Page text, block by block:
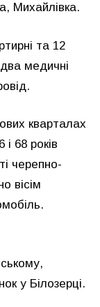
Михайлівка.
та 12
медичні
кварталах
і 68 років
черепно-
вісім
у Білозерці.